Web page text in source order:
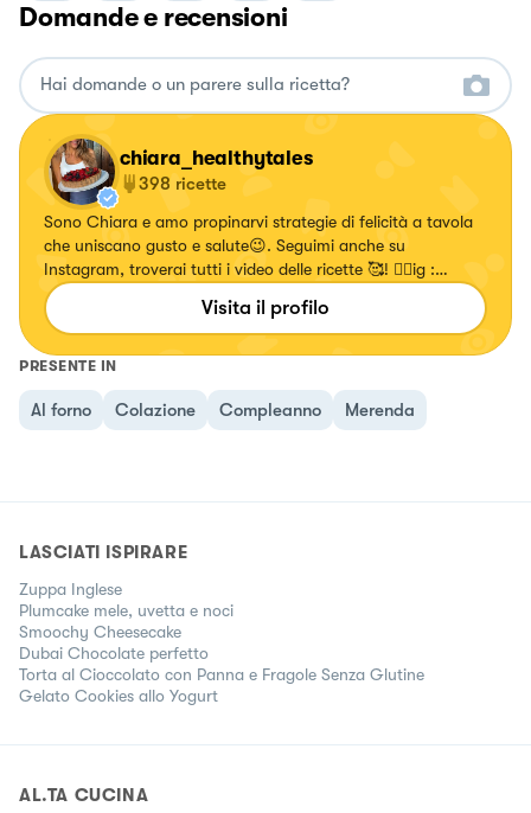
Domande e recensioni
chiara_healthytales
398 ricette
Sono Chiara e amo propinarvi strategie di felicità a tavola
che uniscano gusto e salute😉. Seguimi anche su
Instagram, troverai tutti i video delle ricette 🥰! 👉🏻ig :
chiara_healthytales
Visita il profilo
PRESENTE IN
Al forno Colazione Compleanno Merenda
LASCIATI ISPIRARE
Zuppa Inglese
Plumcake mele, uvetta e noci
Smoochy Cheesecake
Dubai Chocolate perfetto
Torta al Cioccolato con Panna e Fragole Senza Glutine
Gelato Cookies allo Yogurt
AL.TA CUCINA